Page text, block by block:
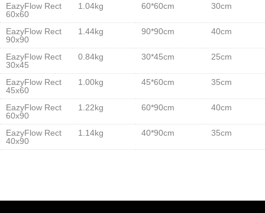
EazyFlow Rect
60x60
1.04kg 60*60cm 30cm
EazyFlow Rect
90x90
1.44kg 90*90cm 40cm
EazyFlow Rect
30x45
0.84kg 30*45cm 25cm
EazyFlow Rect
45x60
1.00kg 45*60cm 35cm
EazyFlow Rect
60x90
1.22kg 60*90cm 40cm
EazyFlow Rect
40x90
1.14kg 40*90cm 35cm